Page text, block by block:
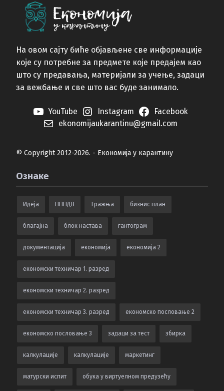
На овом сајту биће објављене све информације
које су потребне за предмете које предајем као
што су предавања, материјали за учење, задаци
за вежбање и све што вас буде занимало.
YouTube Instagram
Facebook
ekonomijaukarantinu@gmail.com
© Copyright 2012-2026. - Економија у карантину
Ознаке
Идеја ПППДВ Тражња бизнис план
благајна блок настава гантограм
документација економија економија 2
економски техничар 1. разред
економски техничар 2. разред
економски техничар 3. разред економско пословање 2
економско пословање 3 задаци за тест збирка
калкулацијe калкулације маркетинг
матурски испит обука у виртуелном предузећу